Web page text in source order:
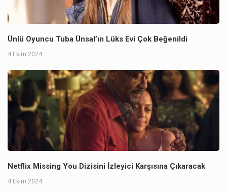
Ünlü Oyuncu Tuba Ünsal’ın Lüks Evi Çok Beğenildi
4 Ekim 2024
Netflix Missing You Dizisini İzleyici Karşısına Çıkaracak
4 Ekim 2024